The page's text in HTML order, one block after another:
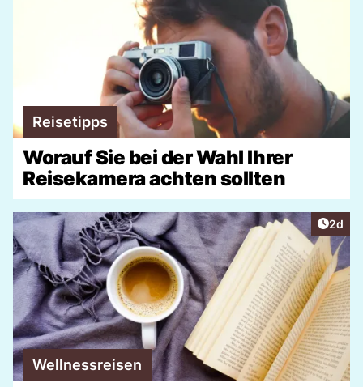
Reisetipps
Worauf Sie bei der Wahl Ihrer
Reisekamera achten sollten
2d
Wellnessreisen